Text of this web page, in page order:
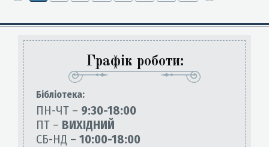
Графік роботи:
Бiблiотека:
ПН-ЧТ – 9:30-18:00
ПТ – ВИХІДНИЙ
СБ-НД – 10:00-18:00